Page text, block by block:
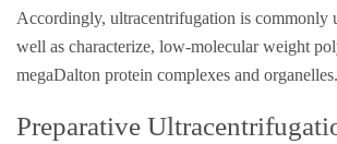
Accordingly, ultracentrifugation is commonly
well as characterize, low-molecular weight
megaDalton protein complexes and organelles.
Preparative